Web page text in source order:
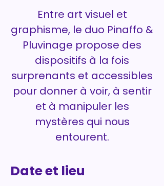
Entre art visuel et
graphisme, le duo Pinaffo &
Pluvinage propose des
dispositifs à la fois
surprenants et accessibles
pour donner à voir, à sentir
et à manipuler les
mystères qui nous
entourent.
Date et lieu